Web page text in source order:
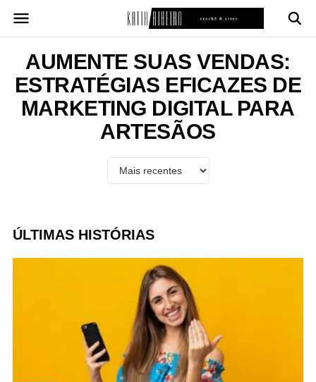
para
conteúdoAUMENTE SUAS VENDAS:
ESTRATÉGIAS EFICAZES DE
MARKETING DIGITAL PARA
ARTESÃOS
ÚLTIMAS HISTÓRIAS